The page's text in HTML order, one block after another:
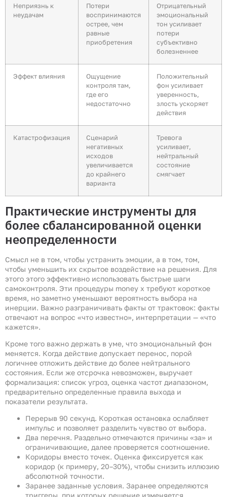
Неприязнь к
неудачам
Потери
воспринимаются
острее, чем
равные
приобретения
Отрицательный
эмоциональный
тон усиливает
потери
субъективно
болезненнее
Эффект влияния
Ощущение
контроля там,
где его
недостаточно
Положительный
фон усиливает
уверенность,
злость ускоряет
действия
Катастрофизация
Сценарий
негативных
исходов
увеличивается
до крайнего
варианта
Тревога
усиливает,
нейтральный
состояние
смягчает
Практические инструменты для
более сбалансированной оценки
неопределенности
Смысл не в том, чтобы устранить эмоции, а в том, том,
чтобы уменьшить их скрытое воздействие на решения. Для
этого этого эффективно использовать быстрые шаги
самоконтроля. Эти процедуры money x требуют короткое
время, но заметно уменьшают вероятность выбора на
инерции. Важно разграничивать факты от трактовок: факты
отвечают на вопрос «что известно», интерпретации — «что
кажется».
Кроме того важно держать в уме, что эмоциональный фон
меняется. Когда действие допускает перенос, порой
логичнее отложить действие до более нейтрального
состояния. Если же отсрочка невозможен, выручает
формализация: список угроз, оценка частот диапазоном,
предварительно определенные правила выхода и
показатели результата.
Перерыв 90 секунд. Короткая остановка ослабляет
импульс и позволяет разделить чувство от выбора.
Два перечня. Раздельно отмечаются причины «за» и
ограничивающие, далее проверяется соотношение.
Коридоры вместо точек. Оценка фиксируется как
коридор (к примеру, 20–30%), чтобы снизить иллюзию
абсолютной точности.
Заранее заданные условия. Заранее определяются